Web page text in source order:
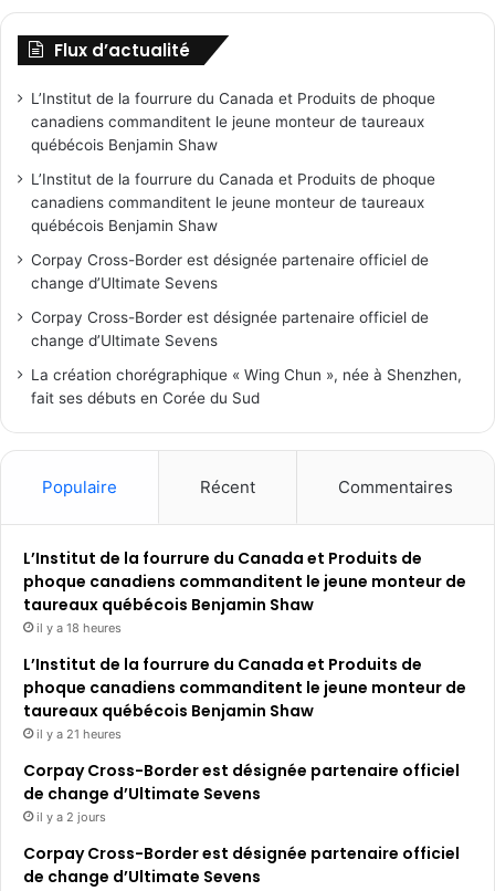
Flux d’actualité
L’Institut de la fourrure du Canada et Produits de phoque
canadiens commanditent le jeune monteur de taureaux
québécois Benjamin Shaw
L’Institut de la fourrure du Canada et Produits de phoque
canadiens commanditent le jeune monteur de taureaux
québécois Benjamin Shaw
Corpay Cross-Border est désignée partenaire officiel de
change d’Ultimate Sevens
Corpay Cross-Border est désignée partenaire officiel de
change d’Ultimate Sevens
La création chorégraphique « Wing Chun », née à Shenzhen,
fait ses débuts en Corée du Sud
Populaire Récent Commentaires
L’Institut de la fourrure du Canada et Produits de
phoque canadiens commanditent le jeune monteur de
taureaux québécois Benjamin Shaw
il y a 18 heures
L’Institut de la fourrure du Canada et Produits de
phoque canadiens commanditent le jeune monteur de
taureaux québécois Benjamin Shaw
il y a 21 heures
Corpay Cross-Border est désignée partenaire officiel
de change d’Ultimate Sevens
il y a 2 jours
Corpay Cross-Border est désignée partenaire officiel
de change d’Ultimate Sevens